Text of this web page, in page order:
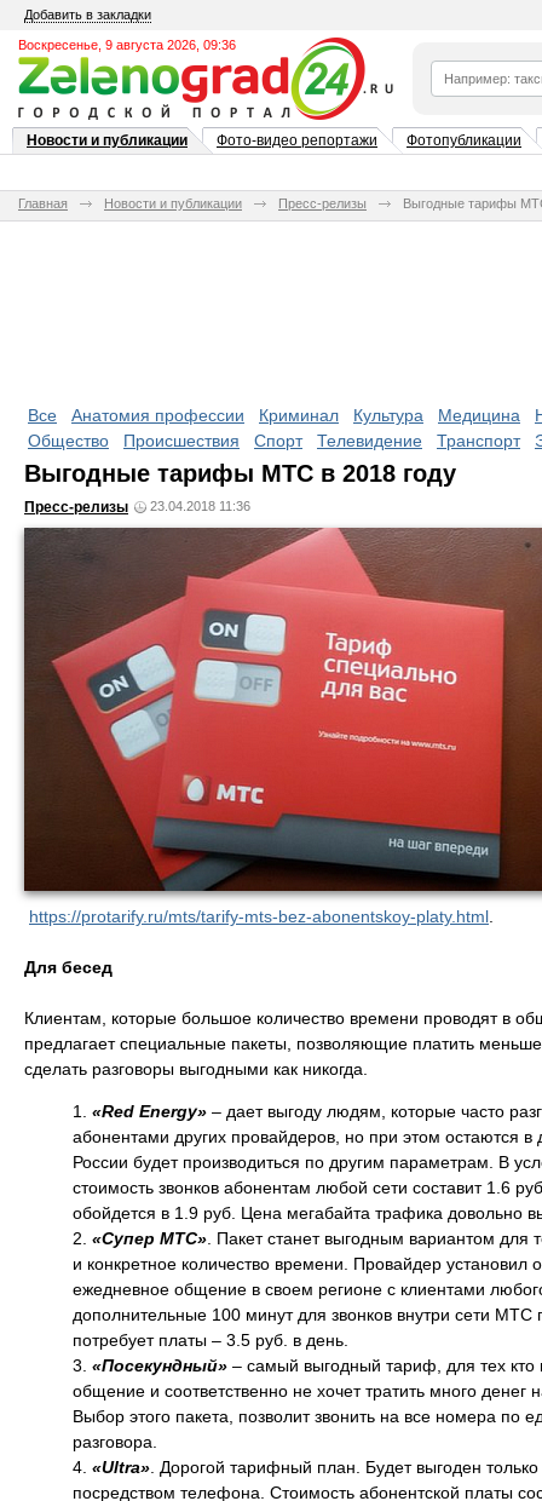
Добавить в закладки
Воскресенье, 9 августа 2026, 09:36
Новости и публикации Фото-видео репортажи Фотопубликации
Главная Новости и публикации Пресс-релизы Выгодные тарифы
Все Анатомия профессии Криминал Культура Медицина
Общество
Происшествия Спорт Телевидение Транспорт
Выгодные тарифы МТС в 2018 году
Пресс-релизы 23.04.2018 11:36
https://protarify.ru/mts/tarify-mts-bez-abonentskoy-platy.html
Для бесед
Клиентам, которые большое количество времени проводят в
предлагает специальные пакеты, позволяющие платить
сделать разговоры выгодными как никогда.
«Red Energy» – дает выгоду людям, которые часто
абонентами других провайдеров, но при этом остаются
России будет производиться по другим параметрам. В
стоимость звонков абонентам любой сети составит 1.6
обойдется в 1.9 руб. Цена мегабайта трафика довольно
«Супер МТС» . Пакет станет выгодным вариантом для
и конкретное количество времени. Провайдер
ежедневное общение в своем регионе с клиентами
дополнительные 100 минут для звонков внутри сети МТС
потребует платы – 3.5 руб. в день.
«Посекундный» – самый выгодный тариф, для тех кто
общение и соответственно не хочет тратить много денег
Выбор этого пакета, позволит звонить на все номера по
разговора.
«Ultra» . Дорогой тарифный план. Будет выгоден
посредством телефона. Стоимость абонентской платы